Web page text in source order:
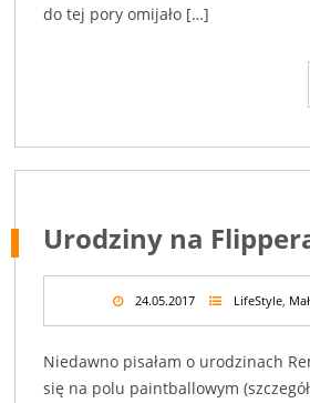
do tej pory omijało […]
Urodziny na
24.05.2017 LifeStyle,
Niedawno pisałam o urodzinach
się na polu paintballowym